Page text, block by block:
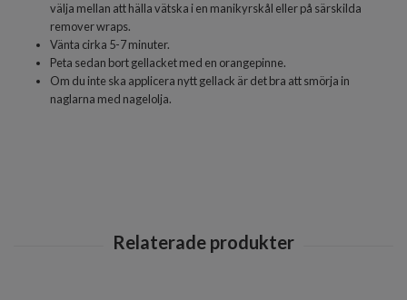
välja mellan att hälla vätska i en manikyrskål eller på särskilda
remover wraps.
Vänta cirka 5-7 minuter.
Peta sedan bort gellacket med en orangepinne.
Om du inte ska applicera nytt gellack är det bra att smörja in
naglarna med nagelolja.